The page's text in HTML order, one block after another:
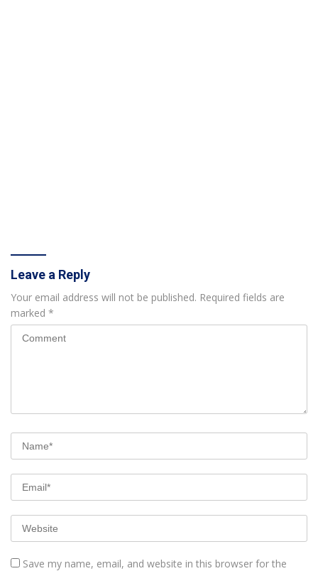
Leave a Reply
Your email address will not be published. Required fields are
marked *
Save my name, email, and website in this browser for the